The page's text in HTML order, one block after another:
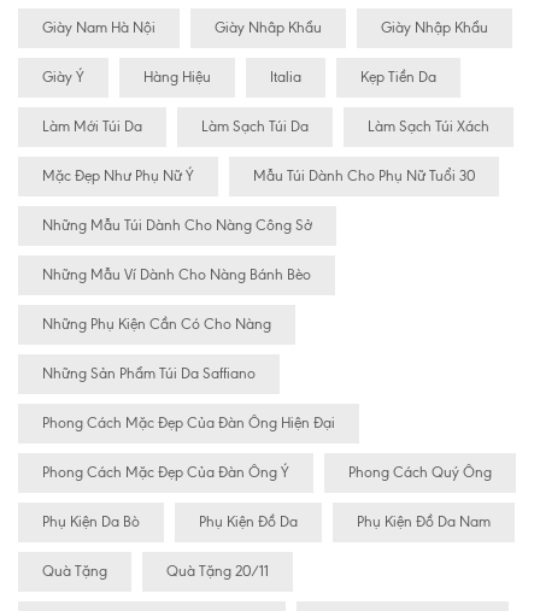
Giày Nam Hà Nội Giày Nhâp Khẩu Giày Nhập Khẩu
Giày Ý Hàng Hiệu Italia Kẹp Tiền Da
Làm Mới Túi Da Làm Sạch Túi Da Làm Sạch Túi Xách
Mặc Đẹp Như Phụ Nữ Ý Mẫu Túi Dành Cho Phụ Nữ Tuổi 30
Những Mẫu Túi Dành Cho Nàng Công Sở
Những Mẫu Ví Dành Cho Nàng Bánh Bèo
Những Phụ Kiện Cần Có Cho Nàng
Những Sản Phẩm Túi Da Saffiano
Phong Cách Mặc Đẹp Của Đàn Ông Hiện Đại
Phong Cách Mặc Đẹp Của Đàn Ông Ý Phong Cách Quý Ông
Phụ Kiện Da Bò Phụ Kiện Đồ Da Phụ Kiện Đồ Da Nam
Quà Tặng Quà Tặng 20/11